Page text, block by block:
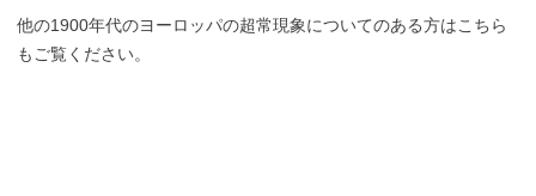
他の1900年代のヨーロッパの超常現象についてのある方はこちら
もご覧ください。